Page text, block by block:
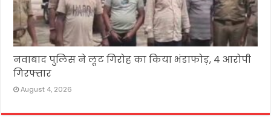
नवाबाद पुलिस ने लूट गिरोह का किया भंडाफोड़, 4 आरोपी
गिरफ्तार
August 4, 2026